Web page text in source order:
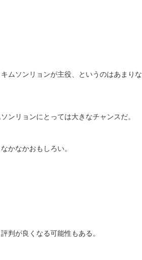
ムソンリョンが主役、というのはあまりな
ンリョンにとっては大きなチャンスだ。
かなかおもしろい。
判が良くなる可能性もある。